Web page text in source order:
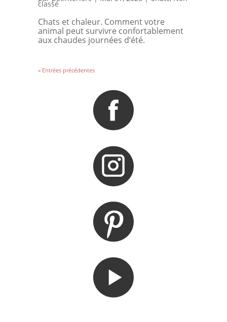
classé
Chats et chaleur. Comment votre
animal peut survivre confortablement
aux chaudes journées d’été.
« Entrées précédentes